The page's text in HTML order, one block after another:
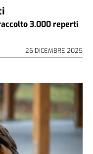
3.000 reperti
26 DICEMBRE 2025